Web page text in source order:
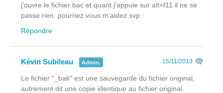
j'ouvre le fichier bac et quant j'appuie sur alt+f11 il ne se
passe rien. pourriez vous m'aidez svp
Répondre
Kévin Subileau Admin. 15/11/2013
Le fichier "_bak" est une sauvegarde du fichier original,
autrement dit une copie identique au fichier original.